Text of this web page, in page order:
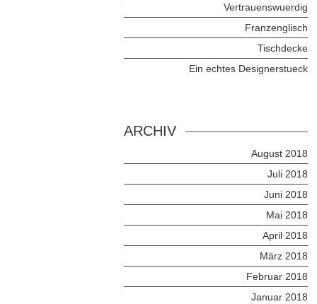
Vertrauenswuerdig
Franzenglisch
Tischdecke
Ein echtes Designerstueck
ARCHIV
August 2018
Juli 2018
Juni 2018
Mai 2018
April 2018
März 2018
Februar 2018
Januar 2018